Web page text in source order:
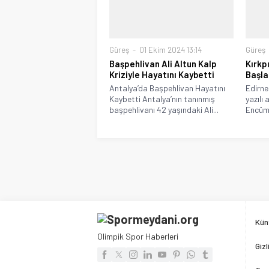
Güreş 01 Ekim 2024 13:14
Başpehlivan Ali Altun Kalp
Kriziyle Hayatını Kaybetti
Antalya’da Başpehlivan Hayatını
Kaybetti Antalya’nın tanınmış
başpehlivanı 42 yaşındaki Ali...
Güreş
Olimpik Spor Haberleri